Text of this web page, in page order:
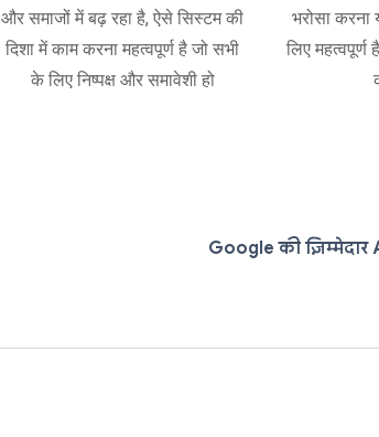
और समाजों में बढ़ रहा है, ऐसे सिस्टम की
दिशा में काम करना महत्वपूर्ण है जो सभी
के लिए निष्पक्ष और समावेशी हो
भरोसा
लिए महत्वपूर्ण
Google की ज़िम्मेदार